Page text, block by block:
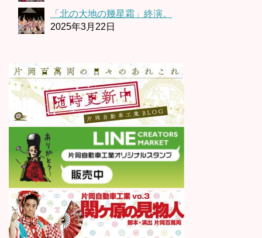
「北の大地の幾星霜」終演。
2025年3月22日